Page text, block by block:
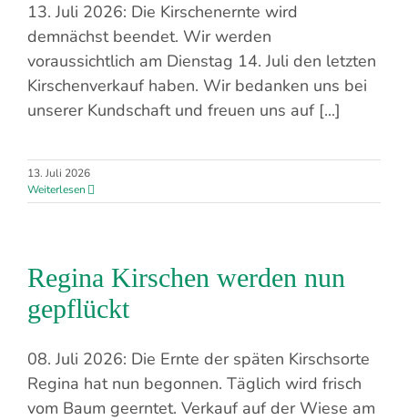
13. Juli 2026: Die Kirschenernte wird
demnächst beendet. Wir werden
voraussichtlich am Dienstag 14. Juli den letzten
Kirschenverkauf haben. Wir bedanken uns bei
unserer Kundschaft und freuen uns auf [...]
13. Juli 2026
Weiterlesen
Regina Kirschen werden nun
gepflückt
08. Juli 2026: Die Ernte der späten Kirschsorte
Regina hat nun begonnen. Täglich wird frisch
vom Baum geerntet. Verkauf auf der Wiese am